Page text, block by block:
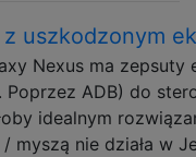
uszkodzonym
Nexus ma zepsuty
ADB) do
idealnym
myszą nie działa w